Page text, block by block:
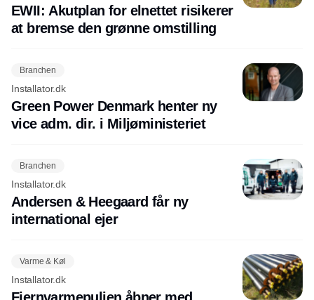
EWII: Akutplan for elnettet risikerer
at bremse den grønne omstilling
Branchen
Installator.dk
Green Power Denmark henter ny
vice adm. dir. i Miljøministeriet
Branchen
Installator.dk
Andersen & Heegaard får ny
international ejer
Varme & Køl
Installator.dk